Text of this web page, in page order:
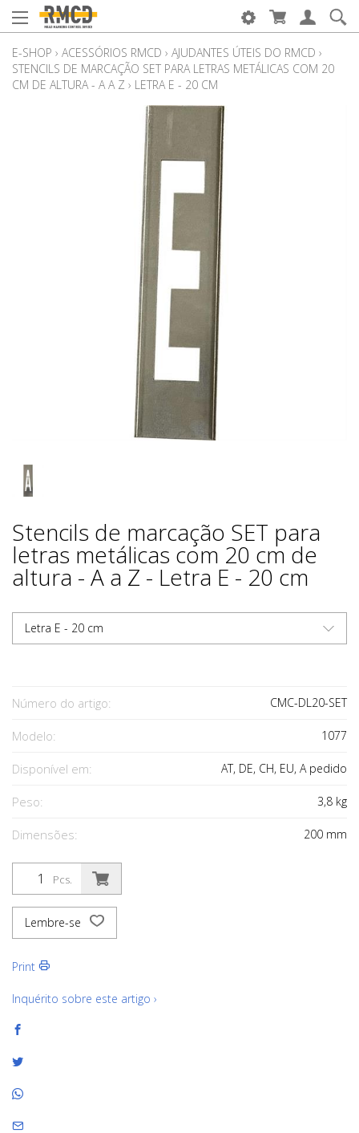
E-SHOP › ACESSÓRIOS RMCD › AJUDANTES ÚTEIS DO RMCD ›
STENCILS DE MARCAÇÃO SET PARA LETRAS METÁLICAS COM 20
CM DE ALTURA - A A Z › LETRA E - 20 CM
Stencils de marcação SET para
letras metálicas com 20 cm de
altura - A a Z - Letra E - 20 cm
Letra E - 20 cm
Número do artigo: CMC-DL20-SET
Modelo: 1077
Disponível em: AT, DE, CH, EU, A pedido
Peso: 3,8 kg
Dimensões: 200 mm
Pcs.
Lembre-se
Print
Inquérito sobre este artigo ›